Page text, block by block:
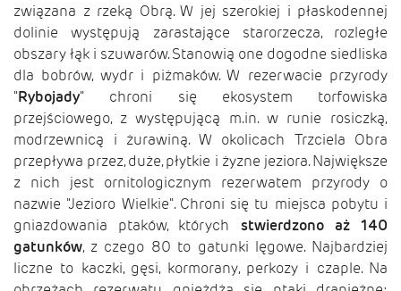
związana z rzeką Obrą. W jej szerokiej i płaskodennej
dolinie występują zarastające starorzecza, rozległe
obszary łąk i szuwarów. Stanowią one dogodne siedliska
dla bobrów, wydr i piżmaków. W rezerwacie przyrody
"Rybojady" chroni się ekosystem torfowiska
przejściowego, z występującą m.in. w runie rosiczką,
modrzewnicą i żurawiną. W okolicach Trzciela Obra
przepływa przez, duże, płytkie i żyzne jeziora. Największe
z nich jest ornitologicznym rezerwatem przyrody o
nazwie "Jezioro Wielkie". Chroni się tu miejsca pobytu i
gniazdowania ptaków, których stwierdzono aż 140
gatunków, z czego 80 to gatunki lęgowe. Najbardziej
liczne to kaczki, gęsi, kormorany, perkozy i czaple. Na